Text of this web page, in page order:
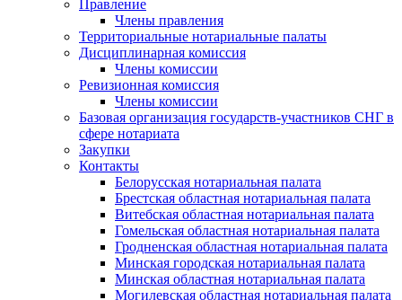
Правление
Члены правления
Территориальные нотариальные палаты
Дисциплинарная комиссия
Члены комиссии
Ревизионная комиссия
Члены комиссии
Базовая организация государств-участников СНГ в
сфере нотариата
Закупки
Контакты
Белорусская нотариальная палата
Брестская областная нотариальная палата
Витебская областная нотариальная палата
Гомельская областная нотариальная палата
Гродненская областная нотариальная палата
Минская городская нотариальная палата
Минская областная нотариальная палата
Могилевская областная нотариальная палата